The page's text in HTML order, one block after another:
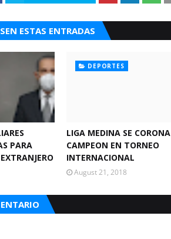
ESTAS ENTRADAS
PARA
DEPORTES
LIGA MEDINA SE CORONA
CAMPEON EN TORNEO
INTERNACIONAL
August 21, 2018